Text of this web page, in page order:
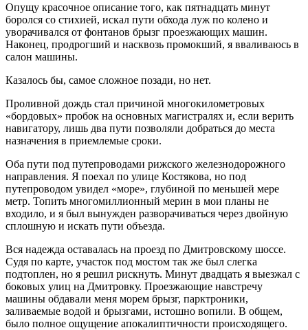
Опущу красочное описание того, как пятнадцать минут
боролся со стихией, искал пути обхода луж по колено и
уворачивался от фонтанов брызг проезжающих машин.
Наконец, продрогший и насквозь промокший, я вваливаюсь в
салон машины.
Казалось бы, самое сложное позади, но нет.
Проливной дождь стал причиной многокилометровых
«бордовых» пробок на основных магистралях и, если верить
навигатору, лишь два пути позволяли добраться до места
назначения в приемлемые сроки.
Оба пути под путепроводами рижского железнодорожного
направления. Я поехал по улице Костякова, но под
путепроводом увидел «море», глубиной по меньшей мере
метр. Топить многомиллионный мерин в мои планы не
входило, и я был вынужден разворачиваться через двойную
сплошную и искать пути объезда.
Вся надежда оставалась на проезд по Дмитровскому шоссе.
Судя по карте, участок под мостом так же был слегка
подтоплен, но я решил рискнуть. Минут двадцать я выезжал с
боковых улиц на Дмитровку. Проезжающие навстречу
машины обдавали меня морем брызг, парктроники,
заливаемые водой и брызгами, истошно вопили. В общем,
было полное ощущение апокалиптичности происходящего.